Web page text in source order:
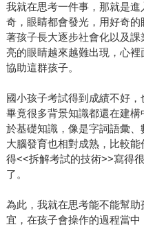
我就在思考一件事，那就是
奇，眼睛都會發光，用好奇
著孩子長大逐步社會化以及
亮的眼睛越來越難出現，心
協助這群孩子。
國小孩子考試得到成績不好
畢竟很多背景知識都還在建
於基礎知識，像是字詞語彙
大腦發育也相對成熟，比較
得<<拆解考試的技術>>寫得
了。
為此，我就在思考能不能幫
宜，在孩子會操作的過程當